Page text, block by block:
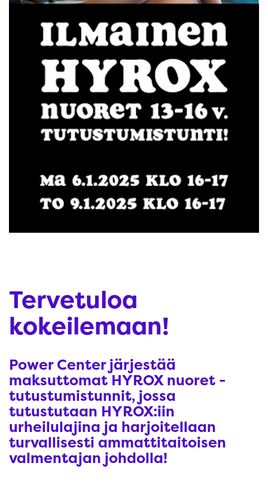
Tervetuloa
kokeilemaan!
Power Center järjestää
maksuttomat HYROX nuoret -
tutustumistunnit, jossa
tutustutaan HYROX:iin
urheilulajina ja harjoitellaan
turvallisesti ammattitaitoisen
valmentajan johdolla!